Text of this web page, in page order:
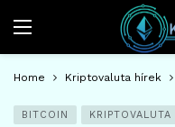
Home Kriptovaluta hírek
BITCOIN KRIPTOVALUTA